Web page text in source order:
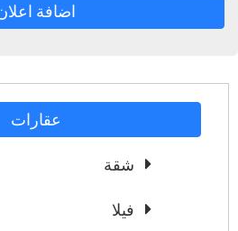
اضافة اعلان
عقارات
شقة
فيلا